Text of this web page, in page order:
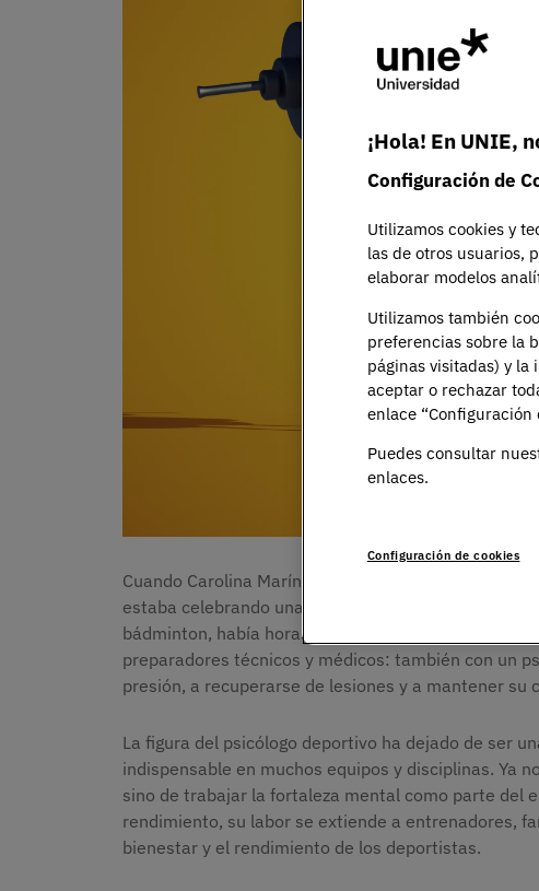
Cuando Carolina Marín se colgó la medalla de oro
estaba celebrando una victoria deportiva. Detrás de
bádminton, había horas de entrenamiento físico... y
preparadores técnicos y médicos: también con un
presión, a recuperarse de lesiones y a mantener
La figura del psicólogo deportivo ha dejado de ser
indispensable en muchos equipos y disciplinas. Ya
sino de trabajar la fortaleza mental como parte del
rendimiento, su labor se extiende a entrenadores,
bienestar y el rendimiento de los deportistas.
¡Hola! En UNIE,
Configuración de
Utilizamos cookies y
las de otros usuarios,
elaborar modelos
Utilizamos también
preferencias sobre la
páginas visitadas) y
aceptar o rechazar
enlace “Configuración
Puedes consultar
enlaces.
Configuración de cookies